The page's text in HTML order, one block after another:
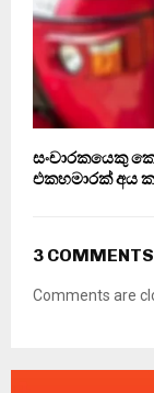
සංචාරකයෙකු
එකහමාරක් අය
3 COMMENTS
Comments are